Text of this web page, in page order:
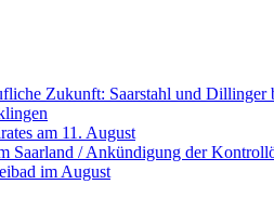
Zukunft: Saarstahl und Dillinger
am 11. August
Saarland / Ankündigung der
im August